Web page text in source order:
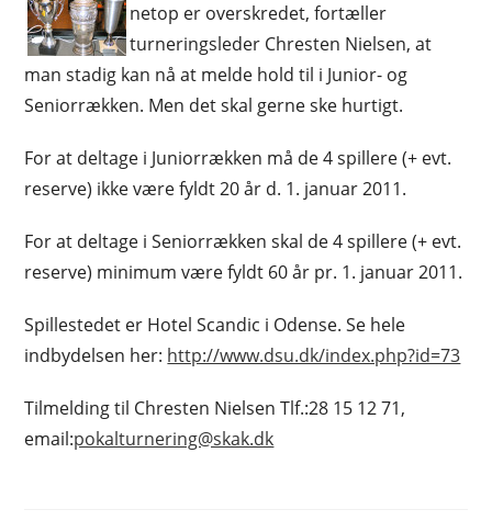
netop er overskredet, fortæller
turneringsleder Chresten Nielsen, at
man stadig kan nå at melde hold til i Junior- og
Seniorrækken. Men det skal gerne ske hurtigt.
For at deltage i Juniorrækken må de 4 spillere (+ evt.
reserve) ikke være fyldt 20 år d. 1. januar 2011.
For at deltage i Seniorrækken skal de 4 spillere (+ evt.
reserve) minimum være fyldt 60 år pr. 1. januar 2011.
Spillestedet er Hotel Scandic i Odense. Se hele
indbydelsen her: http://www.dsu.dk/index.php?id=73
Tilmelding til Chresten Nielsen Tlf.:28 15 12 71,
email:pokalturnering@skak.dk